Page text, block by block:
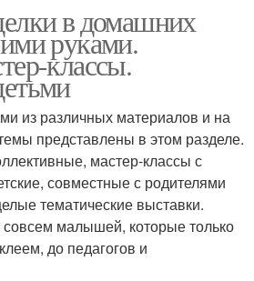
в домашних
руками.
классы.
из различных материалов и на
представлены в этом разделе.
мастер-классы с
совместные с родителями
тематические выставки.
совсем малышей, которые только
до педагогов и